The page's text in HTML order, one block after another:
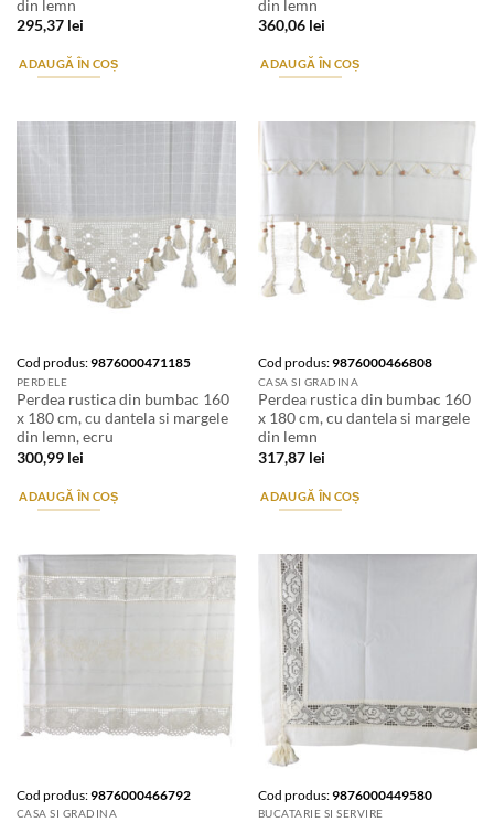
din lemn
295,37 lei
ADAUGĂ ÎN COȘ
din lemn
360,06 lei
ADAUGĂ ÎN COȘ
Cod produs:9876000471185
PERDELE
Perdea rustica din bumbac 160
x 180 cm, cu dantela si margele
din lemn, ecru
300,99 lei
ADAUGĂ ÎN COȘ
Cod produs:9876000466808
CASA SI GRADINA
Perdea rustica din bumbac 160
x 180 cm, cu dantela si margele
din lemn
317,87 lei
ADAUGĂ ÎN COȘ
Cod produs:9876000466792
CASA SI GRADINA
Cod produs:9876000449580
BUCATARIE SI SERVIRE